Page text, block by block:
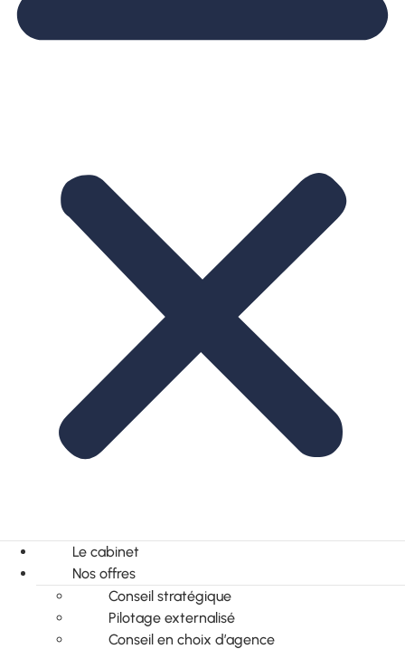
Le cabinet
Nos offres
Conseil stratégique
Pilotage externalisé
Conseil en choix d’agence